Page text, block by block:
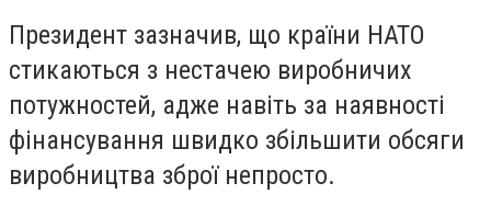
Президент зазначив, що країни НАТО
стикаються з нестачею виробничих
потужностей, адже навіть за наявності
фінансування швидко збільшити обсяги
виробництва зброї непросто.